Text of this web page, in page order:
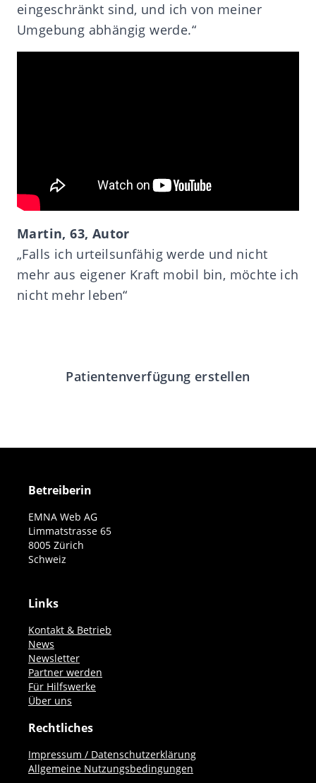
eingeschränkt sind, und ich von meiner
Umgebung abhängig werde.“
Martin, 63, Autor
„Falls ich urteilsunfähig werde und nicht
mehr aus eigener Kraft mobil bin, möchte ich
nicht mehr leben“
Patientenverfügung erstellen
Betreiberin
EMNA Web AG
Limmatstrasse 65
8005 Zürich
Schweiz
Links
Kontakt & Betrieb
News
Newsletter
Partner werden
Für Hilfswerke
Über uns
Rechtliches
Impressum / Datenschutzerklärung
Allgemeine Nutzungsbedingungen